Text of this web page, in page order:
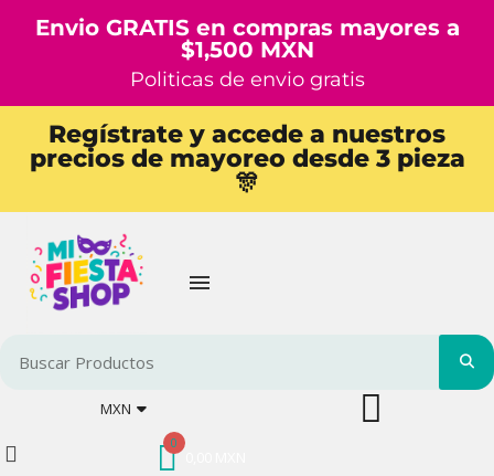
Envio GRATIS en compras mayores a
$1,500 MXN
Politicas de envio gratis
Regístrate y accede a nuestros
precios de mayoreo desde 3 pieza
🎊
MXN